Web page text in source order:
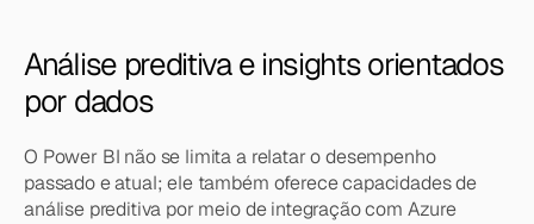
Análise preditiva e insights orientados
por dados
O Power BI não se limita a relatar o desempenho
passado e atual; ele também oferece capacidades de
análise preditiva por meio de integração com Azure